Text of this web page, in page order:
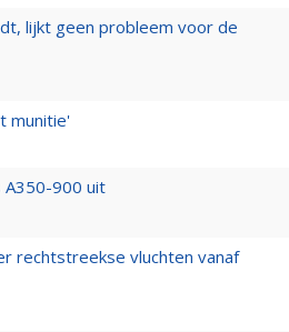
lijkt geen probleem voor de
munitie'
A350-900 uit
rechtstreekse vluchten vanaf